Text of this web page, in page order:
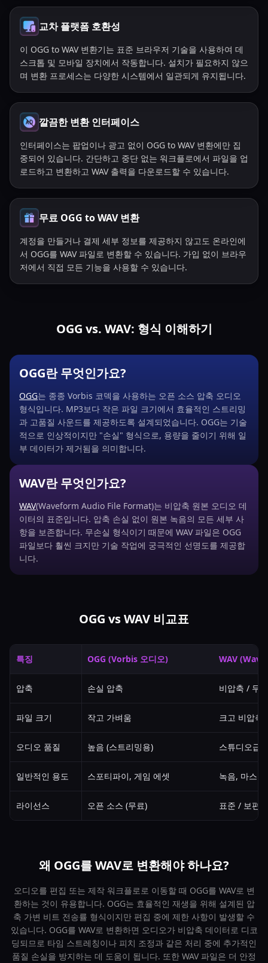
교차 플랫폼 호환성
이 OGG to WAV 변환기는 표준 브라우저 기술을 사용하여 데
스크톱 및 모바일 장치에서 작동합니다. 설치가 필요하지 않으
며 변환 프로세스는 다양한 시스템에서 일관되게 유지됩니다.
깔끔한 변환 인터페이스
인터페이스는 팝업이나 광고 없이 OGG to WAV 변환에만 집
중되어 있습니다. 간단하고 중단 없는 워크플로에서 파일을 업
로드하고 변환하고 WAV 출력을 다운로드할 수 있습니다.
무료 OGG to WAV 변환
계정을 만들거나 결제 세부 정보를 제공하지 않고도 온라인에
서 OGG를 WAV 파일로 변환할 수 있습니다. 가입 없이 브라우
저에서 직접 모든 기능을 사용할 수 있습니다.
OGG vs. WAV: 형식 이해하기
OGG란 무엇인가요?
OGG는 종종 Vorbis 코덱을 사용하는 오픈 소스 압축 오디오
형식입니다. MP3보다 작은 파일 크기에서 효율적인 스트리밍
과 고품질 사운드를 제공하도록 설계되었습니다. OGG는 기술
적으로 인상적이지만 "손실" 형식으로, 용량을 줄이기 위해 일
부 데이터가 제거됨을 의미합니다.
WAV란 무엇인가요?
WAV(Waveform Audio File Format)는 비압축 원본 오디오 데
이터의 표준입니다. 압축 손실 없이 원본 녹음의 모든 세부 사
항을 보존합니다. 무손실 형식이기 때문에 WAV 파일은 OGG
파일보다 훨씬 크지만 기술 작업에 궁극적인 선명도를 제공합
니다.
OGG vs WAV 비교표
특징 OGG (Vorbis 오디오) WAV
압축 손실 압축 비압축 / 무
파일 크기 작고 가벼움 크고 비압축
오디오 품질 높음 (스트리밍용) 스튜디오급
일반적인 용도 스포티파이, 게임 에셋 녹음, 마스
라이선스 오픈 소스 (무료) 표준 / 보편적
왜 OGG를 WAV로 변환해야 하나요?
오디오를 편집 또는 제작 워크플로로 이동할 때 OGG를 WAV로 변
환하는 것이 유용합니다. OGG는 효율적인 재생을 위해 설계된 압
축 가변 비트 전송률 형식이지만 편집 중에 제한 사항이 발생할 수
있습니다. OGG를 WAV로 변환하면 오디오가 비압축 데이터로 디코
딩되므로 타임 스트레칭이나 피치 조정과 같은 처리 중에 추가적인
품질 손실을 방지하는 데 도움이 됩니다. 또한 WAV 파일은 더 안정